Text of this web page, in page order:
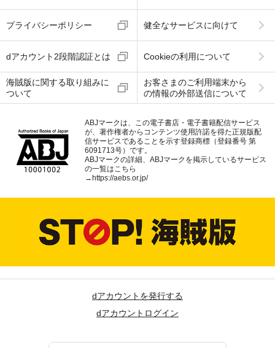
プライバシーポリシー 健全なサービスに向けて
dアカウント2段階認証とは Cookieの利用について
海賊版に関する取り組みに
ついて
お客さまのご利用端末から
の情報の外部送信について
ABJマークは、この電子書店・電子書籍配信サービス
が、著作権者からコンテンツ使用許諾を得た正規版配
信サービスであることを示す登録商標（登録番号 第
6091713号）です。
ABJマークの詳細、ABJマークを掲示しているサービス
の一覧はこちら
→ https://aebs.or.jp/
dアカウントを発行する
dアカウントログイン